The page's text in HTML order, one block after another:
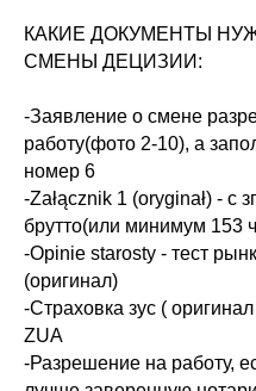
КАКИЕ ДОКУМЕНТЫ
СМЕНЫ ДЕЦИЗИИ:
-Заявление о смене
работу(фото 2-10), а
номер 6
-Załącznik 1 (oryginał) - с
брутто(или минимум 153
-Opinie starosty - тест
(оригинал)
-Cтраховка зус (
ZUA
-Разрешение на работу,